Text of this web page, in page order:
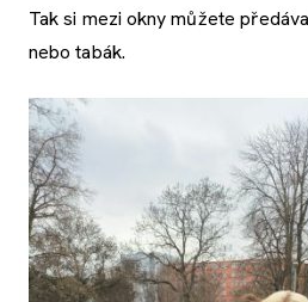
Tak si mezi okny můžete
nebo tabák.